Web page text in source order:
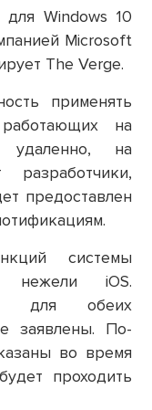
Windows 10
Microsoft
The Verge.
применять
на
на
предоставлен
системы
нежели iOS.
для обеих
заявлены. По-
во время
проходить